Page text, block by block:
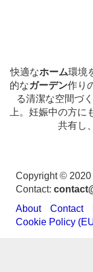
快適なホーム環境
的なガーデン作り
る清潔な空間づ
上。妊娠中の方
共有し
Copyright © 2020
Contact:
About
Contact
Cookie Policy